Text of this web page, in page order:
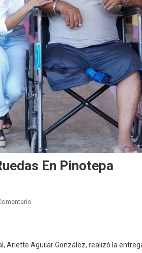
En Pinotepa
De
Arlette Aguilar González, realizó la